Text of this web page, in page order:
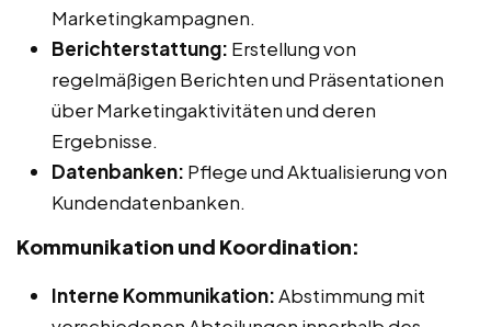
Marketingkampagnen.
Berichterstattung: Erstellung von
regelmäßigen Berichten und Präsentationen
über Marketingaktivitäten und deren
Ergebnisse.
Datenbanken: Pflege und Aktualisierung von
Kundendatenbanken.
Kommunikation und Koordination:
Interne Kommunikation:Abstimmung mit